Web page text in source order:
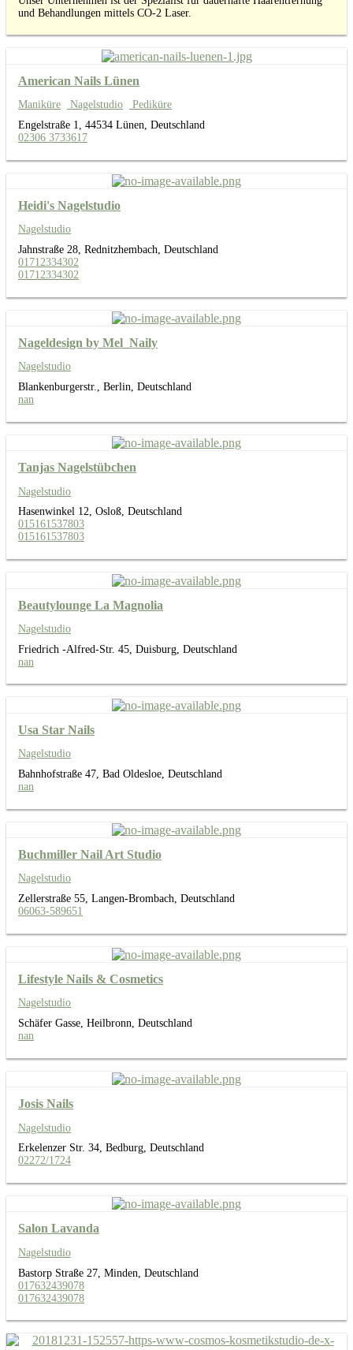
und Behandlungen mittels CO-2 Laser.
American Nails Lünen
Maniküre Nagelstudio
Pediküre
Engelstraße 1, 44534 Lünen, Deutschland
02306 3733617
Heidi's Nagelstudio
Nagelstudio
Jahnstraße 28, Rednitzhembach, Deutschland
01712334302
01712334302
Nageldesign by Mel_Naily
Nagelstudio
Blankenburgerstr., Berlin, Deutschland
nan
Tanjas Nagelstübchen
Nagelstudio
Hasenwinkel 12, Osloß, Deutschland
015161537803
015161537803
Beautylounge La Magnolia
Nagelstudio
Friedrich -Alfred-Str. 45, Duisburg, Deutschland
nan
Usa Star Nails
Nagelstudio
Bahnhofstraße 47, Bad Oldesloe, Deutschland
nan
Buchmiller Nail Art Studio
Nagelstudio
Zellerstraße 55, Langen-Brombach, Deutschland
06063-589651
Lifestyle Nails & Cosmetics
Nagelstudio
Schäfer Gasse, Heilbronn, Deutschland
nan
Josis Nails
Nagelstudio
Erkelenzer Str. 34, Bedburg, Deutschland
02272/1724
Salon Lavanda
Nagelstudio
Bastorp Straße 27, Minden, Deutschland
017632439078
017632439078